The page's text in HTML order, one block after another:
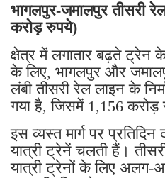
भागलपुर-जमालपुर तीसरी
करोड़ रुपये)
क्षेत्र में लगातार बढ़ते ट्रेन
के लिए, भागलपुर और
लंबी तीसरी रेल लाइन के
गया है, जिसमें 1,156 करोड़
इस व्यस्त मार्ग पर प्रतिदिन
यात्री ट्रेनें चलती हैं।
यात्री ट्रेनों के लिए अलग-